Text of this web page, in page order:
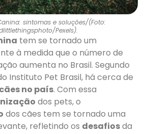
sintomas e soluções/(Foto:
Pexels).
tem se tornado um
à medida que o número de
aumenta no Brasil. Segundo
Instituto Pet Brasil, há cerca de
no país. Com essa
dos pets, o
dos cães tem se tornado uma
refletindo os desafiosda